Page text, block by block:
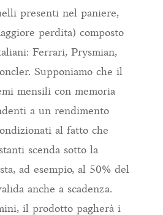
presenti nel paniere,
perdita) composto
Ferrari, Prysmian,
Supponiamo che il
mensili con memoria
a un rendimento
al fatto che
scenda sotto la
ad esempio, al 50% del
anche a scadenza.
il prodotto pagherà i